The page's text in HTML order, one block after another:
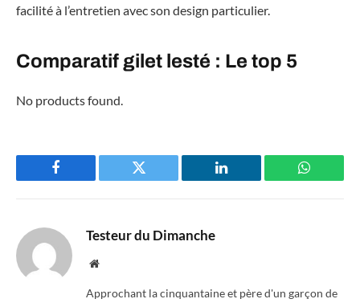
facilité à l’entretien avec son design particulier.
Comparatif gilet lesté : Le top 5
No products found.
Facebook Twitter LinkedIn
Testeur du Dimanche
Website
Approchant la cinquantaine et père d'un garçon de